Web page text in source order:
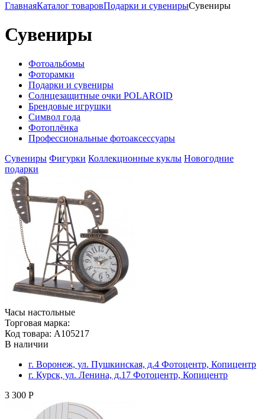
ГлавнаяКаталог товаровПодарки и сувенирыСувениры
Сувениры
Фотоальбомы
Фоторамки
Подарки и сувениры
Солнцезащитные очки POLAROID
Брендовые игрушки
Символ года
Фотоплёнка
Профессиональные фотоаксессуары
Сувениры Фигурки Коллекционные куклы Новогодние
подарки
Часы настольные
Торговая марка:
Код товара: A105217
В наличии
г. Воронеж, ул. Пушкинская, д.4 Фотоцентр, Копицентр
г. Курск, ул. Ленина, д.17 Фотоцентр, Копицентр
3 300 Р